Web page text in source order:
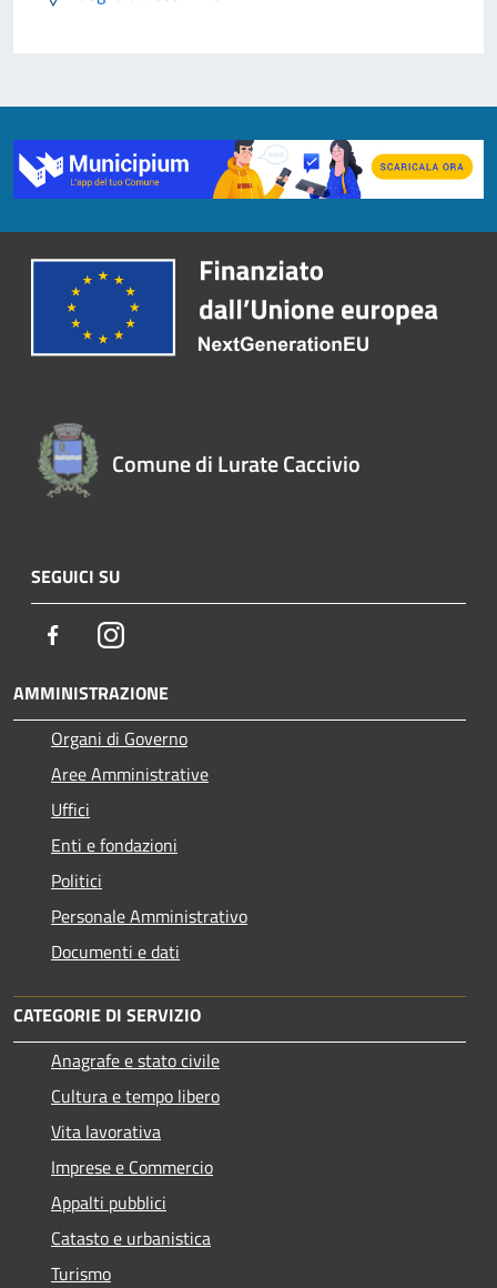
Comune di Lurate Caccivio
SEGUICI SU
FacebookInstagram
AMMINISTRAZIONE
Organi di Governo
Aree Amministrative
Uffici
Enti e fondazioni
Politici
Personale Amministrativo
Documenti e dati
CATEGORIE DI SERVIZIO
Anagrafe e stato civile
Cultura e tempo libero
Vita lavorativa
Imprese e Commercio
Appalti pubblici
Catasto e urbanistica
Turismo